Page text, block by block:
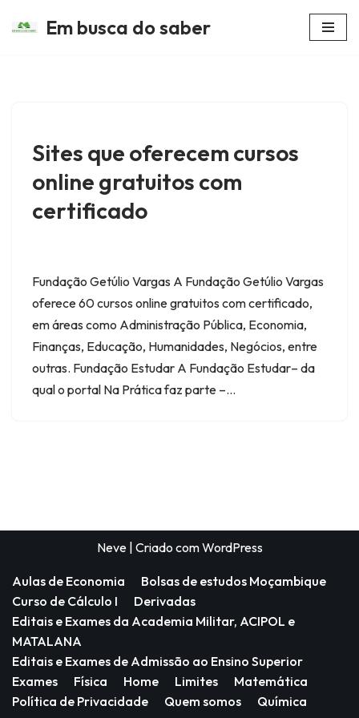
Em busca do saber
Sites que oferecem cursos
online gratuitos com
certificado
Fundação Getúlio Vargas A Fundação Getúlio Vargas
oferece 60 cursos online gratuitos com certificado,
em áreas como Administração Pública, Economia,
Finanças, Educação, Humanidades, Negócios, entre
outras. Fundação Estudar A Fundação Estudar– da
qual o portal Na Prática faz parte –…
Neve| Criado comWordPress
Aulas de Economia
Bolsas de estudos Moçambique
Curso de Cálculo I
Derivadas
Editais e Exames da Academia Militar, ACIPOL e
MATALANA
Editais e Exames de Admissão ao Ensino Superior
Exames
Física Home Limites
Matemática
Política de Privacidade
Quem somos Química